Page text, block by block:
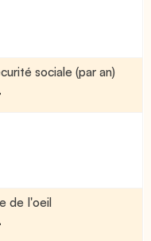
sociale (par an)
de l'oeil